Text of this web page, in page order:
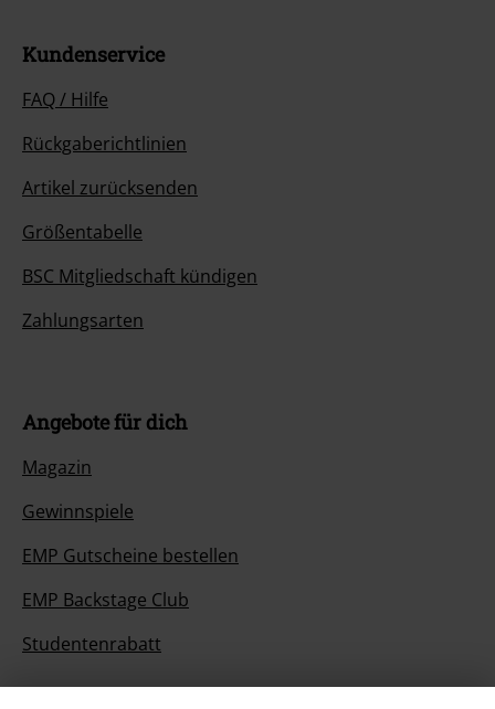
Kundenservice
FAQ / Hilfe
Rückgaberichtlinien
Artikel zurücksenden
Größentabelle
BSC Mitgliedschaft kündigen
Zahlungsarten
Angebote für dich
Magazin
Gewinnspiele
EMP Gutscheine bestellen
EMP Backstage Club
Studentenrabatt